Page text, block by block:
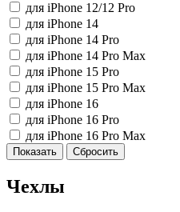
для iPhone 12/12 Pro
для iPhone 14
для iPhone 14 Pro
для iPhone 14 Pro Max
для iPhone 15 Pro
для iPhone 15 Pro Max
для iPhone 16
для iPhone 16 Pro
для iPhone 16 Pro Max
Чехлы